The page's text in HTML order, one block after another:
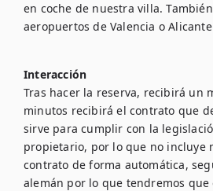
en coche de nuestra villa.
aeropuertos de Valencia o
Interacción
Tras hacer la reserva, recibirá un
minutos recibirá el contrato que
sirve para cumplir con la
propietario, por lo que no incluye
contrato de forma automática,
alemán por lo que tendremos